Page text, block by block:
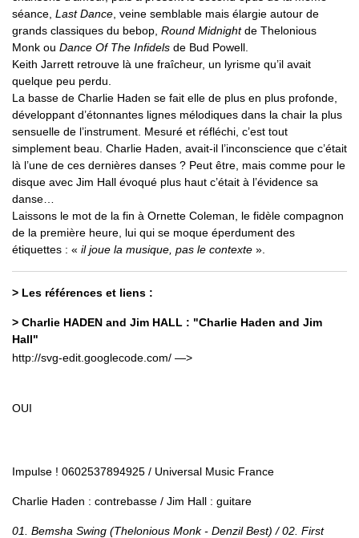
séance, Last Dance , veine semblable mais élargie autour de
grands classiques du bebop, Round Midnightde Thelonious
Monk ou Dance Of The Infidels de Bud Powell.
Keith Jarrett retrouve là une fraîcheur, un lyrisme qu’il avait
quelque peu perdu.
La basse de Charlie Haden se fait elle de plus en plus profonde,
développant d’étonnantes lignes mélodiques dans la chair la plus
sensuelle de l’instrument. Mesuré et réfléchi, c’est tout
simplement beau. Charlie Haden, avait-il l’inconscience que c’était
là l’une de ces dernières danses ? Peut être, mais comme pour le
disque avec Jim Hall évoqué plus haut c’était à l’évidence sa
danse…
Laissons le mot de la fin à Ornette Coleman, le fidèle compagnon
de la première heure, lui qui se moque éperdument des
étiquettes : « il joue la musique, pas le contexte ».
> Les références et liens :
> Charlie HADEN and Jim HALL : "Charlie Haden and Jim
Hall"
http://svg-edit.googlecode.com/ —>
OUI
Impulse ! 0602537894925 / Universal Music France
Charlie Haden : contrebasse / Jim Hall : guitare
01. Bemsha Swing (Thelonious Monk - Denzil Best) / 02. First